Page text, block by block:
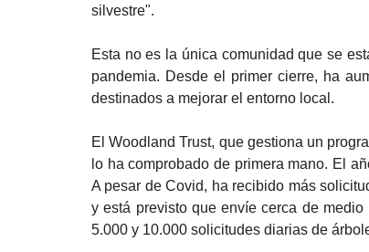
silvestre".
Esta no es la única comunidad que se
pandemia. Desde el primer cierre, ha
destinados a mejorar el entorno local.
El Woodland Trust, que gestiona un
lo ha comprobado de primera mano. El
A pesar de Covid, ha recibido más
y está previsto que envíe cerca de
5.000 y 10.000 solicitudes diarias de